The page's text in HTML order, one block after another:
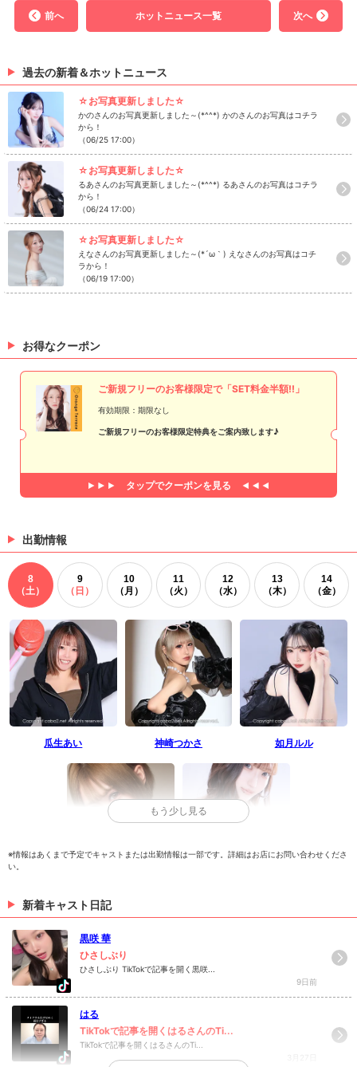
前へ ホットニュース一覧 次へ
過去の新着＆ホットニュース
☆お写真更新しました☆
かのさんのお写真更新しました～(*^^*) かのさんのお写真はコチラ
から！
（06/25 17:00）
☆お写真更新しました☆
るあさんのお写真更新しました～(*^^*) るあさんのお写真はコチラ
から！
（06/24 17:00）
☆お写真更新しました☆
えなさんのお写真更新しました～(*´ω｀) えなさんのお写真はコチ
ラから！
（06/19 17:00）
お得なクーポン
ご新規フリーのお客様限定で「SET料金半額!!」
有効期限：期限なし
ご新規フリーのお客様限定特典をご案内致します♪
タップでクーポンを見る
出勤情報
8
（土）
9
（日）
10
（月）
11
（火）
12
（水）
13
（木）
14
（金）
瓜生あい 神崎つかさ 如月ルル
もう少し見る
※情報はあくまで予定でキャストまたは出勤情報は一部です。詳細はお店にお問い合わせくださ
い。
新着キャスト日記
黒咲 華
ひさしぶり
ひさしぶり TikTokで記事を開く黒咲...
9日前
はる
TikTokで記事を開くはるさんのTi...
TikTokで記事を開くはるさんのTi...